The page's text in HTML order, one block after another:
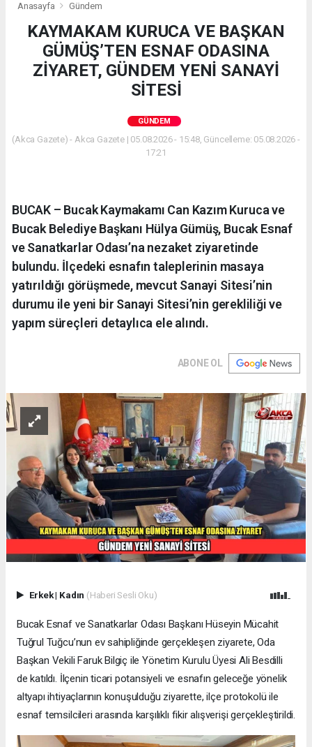
Anasayfa Gündem
KAYMAKAM KURUCA VE BAŞKAN
GÜMÜŞ’TEN ESNAF ODASINA
ZİYARET, GÜNDEM YENİ SANAYİ
SİTESİ
GÜNDEM
(Akca Gazete) - Akca Gazete | 05.08.2026 - 15:48, Güncelleme: 05.08.2026 -
17:21
BUCAK – Bucak Kaymakamı Can Kazım Kuruca ve
Bucak Belediye Başkanı Hülya Gümüş, Bucak Esnaf
ve Sanatkarlar Odası’na nezaket ziyaretinde
bulundu. İlçedeki esnafın taleplerinin masaya
yatırıldığı görüşmede, mevcut Sanayi Sitesi’nin
durumu ile yeni bir Sanayi Sitesi’nin gerekliliği ve
yapım süreçleri detaylıca ele alındı.
ABONE OL
Erkek| Kadın (Haberi Sesli Oku)
Bucak Esnaf ve Sanatkarlar Odası Başkanı Hüseyin Mücahit
Tuğrul Tuğcu’nun ev sahipliğinde gerçekleşen ziyarete, Oda
Başkan Vekili Faruk Bilgiç ile Yönetim Kurulu Üyesi Ali Besdilli
de katıldı. İlçenin ticari potansiyeli ve esnafın geleceğe yönelik
altyapı ihtiyaçlarının konuşulduğu ziyarette, ilçe protokolü ile
esnaf temsilcileri arasında karşılıklı fikir alışverişi gerçekleştirildi.